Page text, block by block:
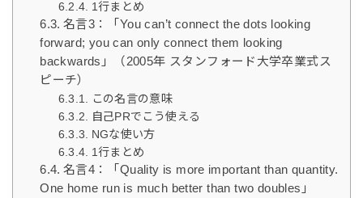
1行まとめ
名言3：「You can’t connect the dots looking
forward; you can only connect them looking
backwards」（2005年 スタンフォード大学卒業式ス
ピーチ）
この名言の意味
自己PRでこう使える
NGな使い方
1行まとめ
名言4：「Quality is more important than quantity.
One home run is much better than two doubles」